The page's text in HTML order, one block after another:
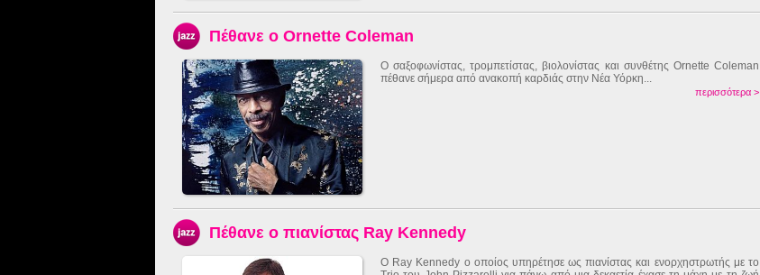
Πέθανε ο Ornette Coleman
Ο σαξοφωνίστας, τρομπετίστας, βιολονίστας και συνθέτης Ornette Coleman
πέθανε σήμερα από ανακοπή καρδιάς στην Νέα Υόρκη...
περισσότερα >
Πέθανε ο πιανίστας Ray Kennedy
Ο Ray Kennedy ο οποίος υπηρέτησε ως πιανίστας και ενορχηστρωτής με το